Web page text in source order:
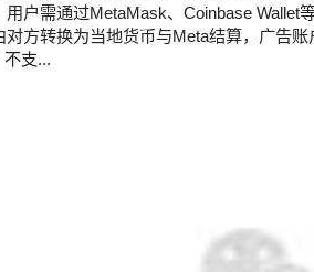
用户需通过MetaMask、Coinbase Wallet
对方转换为当地货币与Meta结算，广告
支...